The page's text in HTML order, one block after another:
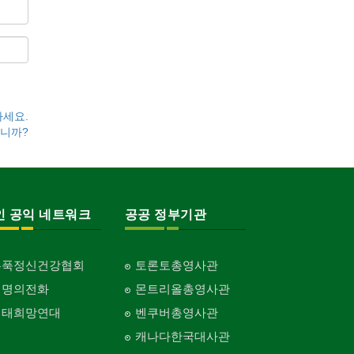
요.
까?
공익 네트워크
정신건강협회
의전화
희망연대
공공 정부기관
토론토총영사관
몬트리올총영사관
벤쿠버총영사관
캐나다한국대사관